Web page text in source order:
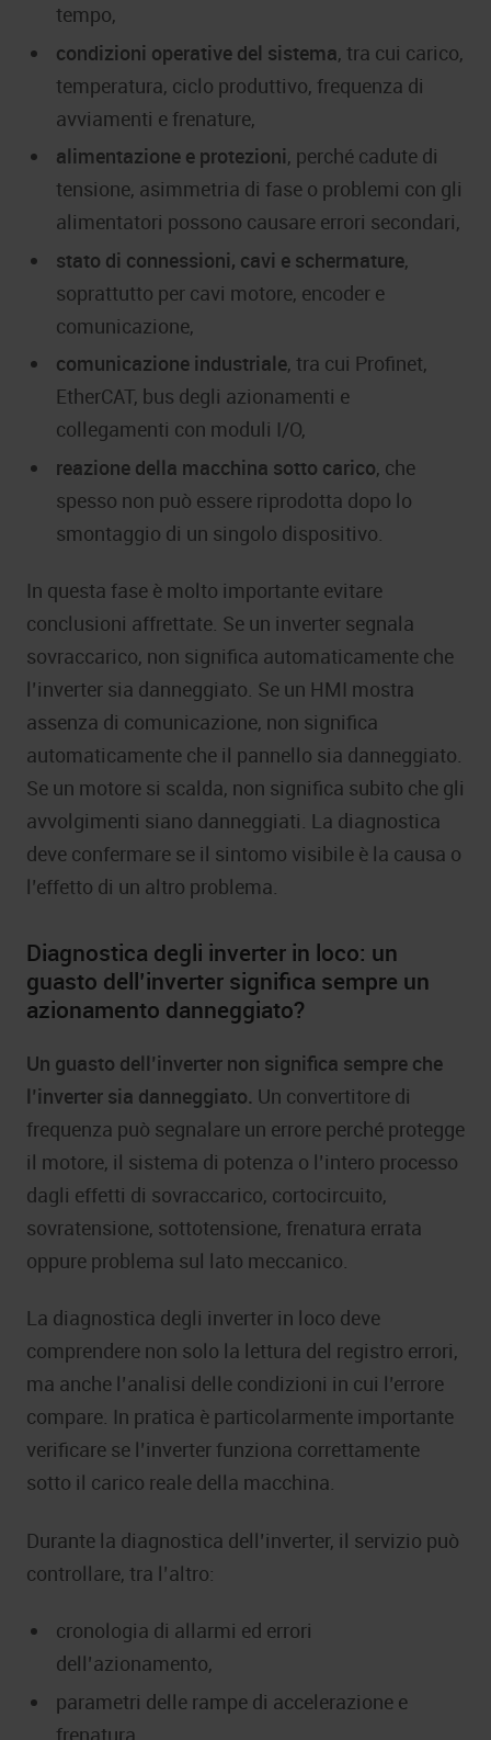
tempo,
condizioni operative del sistema, tra cui carico,
temperatura, ciclo produttivo, frequenza di
avviamenti e frenature,
alimentazione e protezioni, perché cadute di
tensione, asimmetria di fase o problemi con gli
alimentatori possono causare errori secondari,
stato di connessioni, cavi e schermature,
soprattutto per cavi motore, encoder e
comunicazione,
comunicazione industriale, tra cui Profinet,
EtherCAT, bus degli azionamenti e
collegamenti con moduli I/O,
reazione della macchina sotto carico, che
spesso non può essere riprodotta dopo lo
smontaggio di un singolo dispositivo.
In questa fase è molto importante evitare
conclusioni affrettate. Se un inverter segnala
sovraccarico, non significa automaticamente che
l’inverter sia danneggiato. Se un HMI mostra
assenza di comunicazione, non significa
automaticamente che il pannello sia danneggiato.
Se un motore si scalda, non significa subito che gli
avvolgimenti siano danneggiati. La diagnostica
deve confermare se il sintomo visibile è la causa o
l’effetto di un altro problema.
Diagnostica degli inverter in loco: un
guasto dell’inverter significa sempre un
azionamento danneggiato?
Un guasto dell’inverter non significa sempre che
l’inverter sia danneggiato. Un convertitore di
frequenza può segnalare un errore perché protegge
il motore, il sistema di potenza o l’intero processo
dagli effetti di sovraccarico, cortocircuito,
sovratensione, sottotensione, frenatura errata
oppure problema sul lato meccanico.
La diagnostica degli inverter in loco deve
comprendere non solo la lettura del registro errori,
ma anche l’analisi delle condizioni in cui l’errore
compare. In pratica è particolarmente importante
verificare se l’inverter funziona correttamente
sotto il carico reale della macchina.
Durante la diagnostica dell’inverter, il servizio può
controllare, tra l’altro:
cronologia di allarmi ed errori
dell’azionamento,
parametri delle rampe di accelerazione e
frenatura,